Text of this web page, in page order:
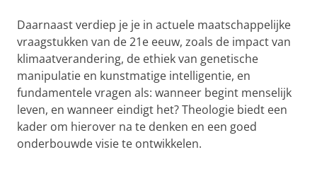
Daarnaast verdiep je je in actuele maatschappelijke
vraagstukken van de 21e eeuw, zoals de impact van
klimaatverandering, de ethiek van genetische
manipulatie en kunstmatige intelligentie, en
fundamentele vragen als: wanneer begint menselijk
leven, en wanneer eindigt het? Theologie biedt een
kader om hierover na te denken en een goed
onderbouwde visie te ontwikkelen.